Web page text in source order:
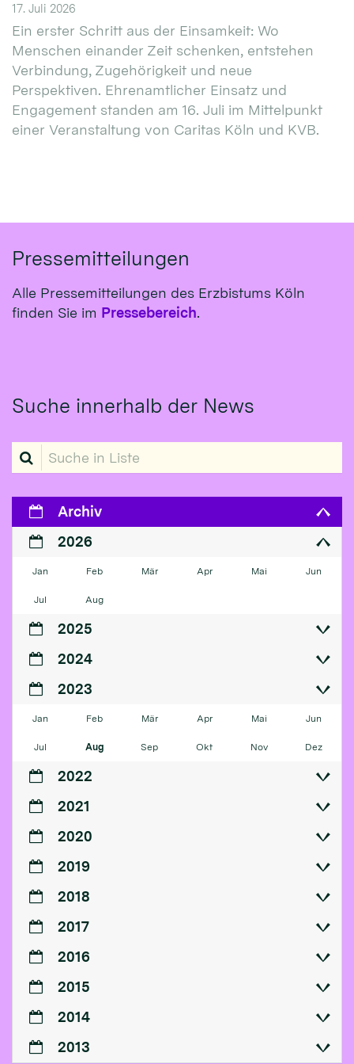
17. Juli 2026
Ein erster Schritt aus der Einsamkeit: Wo
Menschen einander Zeit schenken, entstehen
Verbindung, Zugehörigkeit und neue
Perspektiven. Ehrenamtlicher Einsatz und
Engagement standen am 16. Juli im Mittelpunkt
einer Veranstaltung von Caritas Köln und KVB.
Pressemitteilungen
Alle Pressemitteilungen des Erzbistums Köln
finden Sie im Pressebereich.
Suche innerhalb der News
Suche in Liste
Archiv
2026
Jan Feb Mär Apr Mai Jun
Jul Aug
2025
2024
2023
Jan Feb Mär Apr Mai Jun
Jul Aug Sep Okt Nov Dez
2022
2021
2020
2019
2018
2017
2016
2015
2014
2013